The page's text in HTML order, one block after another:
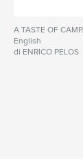
A TASTE OF
English
di ENRICO PELOS